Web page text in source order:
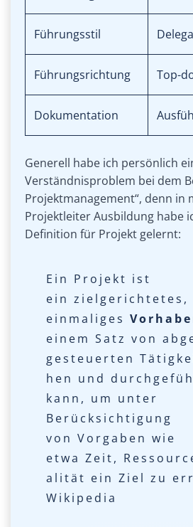
Führungsstil
Führungsrichtung Top-
Dokumentation
Generell habe ich persönlich
Verständnisproblem bei dem
Projektmanagement“, denn in
Projektleiter Ausbildung habe
Definition für Projekt gelernt:
Ein Projekt ist
ein zielgerichtetes,
einmaliges
einem Satz von
gesteuerten
hen und
kann, um unter
Berücksichtigung
von Vorgaben wie
etwa Zeit,
alität ein Ziel zu
Wikipedia